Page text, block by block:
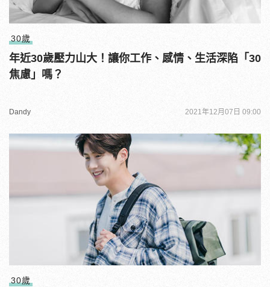
30歲
年近30歲壓力山大！讓你工作、感情、生活深陷「30
焦慮」嗎？
Dandy 2021年12月07日 09:00
30歲